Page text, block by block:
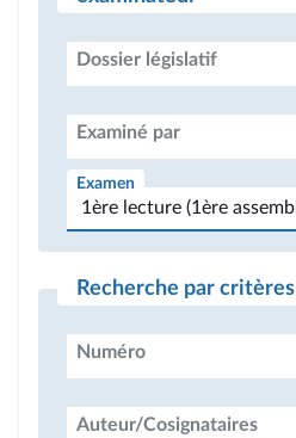
Dossier législatif
Examiné par
Examen
Recherche par critères
Numéro
Auteur/Cosignataires